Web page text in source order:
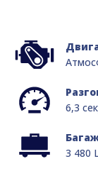
6,3
3 480